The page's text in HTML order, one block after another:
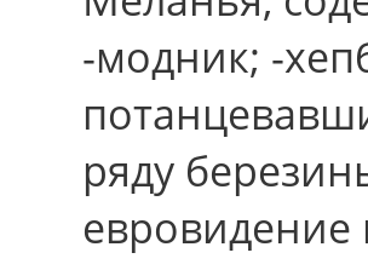
-модник; -
ряду
евровидение